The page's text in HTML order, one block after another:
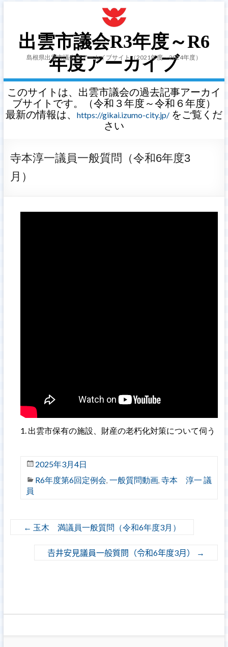
出雲市議会R3年度～R6
年度アーカイブ
島根県出雲市議会のアーカイブサイト（2021年度～2024年度）
このサイトは、出雲市議会の過去記事アーカイ
ブサイトです。（令和３年度～令和６年度）
最新の情報は、
https://gikai.izumo-city.jp/をご覧くだ
さい
寺本淳一議員一般質問（令和6年度3
月）
出雲市保有の施設、財産の老朽化対策について伺う
2025年3月4日
R6年度第6回定例会, 一般質問動画, 寺本 淳一 議
員
← 玉木 満議員一般質問（令和6年度3月）
𠮷井安見議員一般質問（令和6年度3月） →